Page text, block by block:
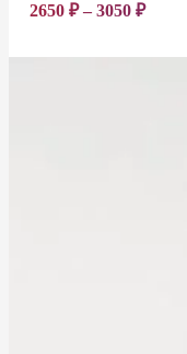
2650₽–3050₽